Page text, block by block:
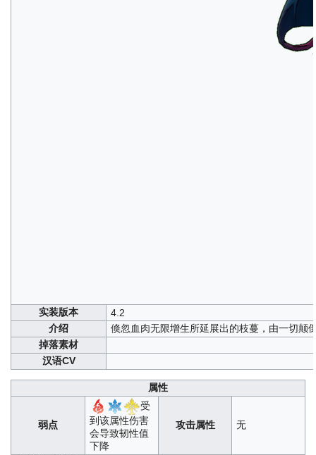
实装版本
4.2
介绍
倏忽血肉无限增生所延展出的枝蔓，由一切颠
掉落素材
汉语CV
属性
弱点
受
到该属性伤害
会导致韧性值
下降
攻击属性 无